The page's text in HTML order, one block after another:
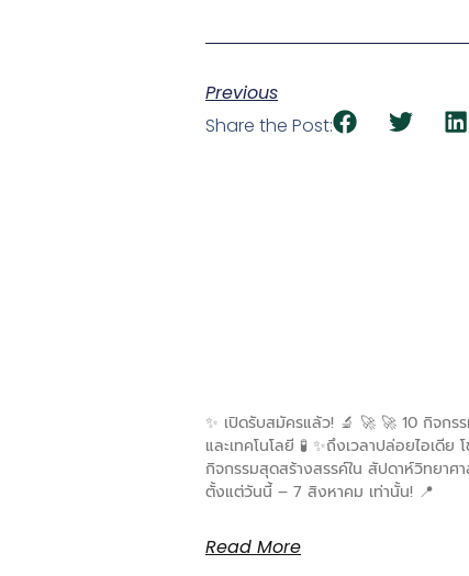
Previous
Share the Post:
✨ เปิดรับสมัครแล้ว! 🔬 🚀 🚀 10 กิจก
และเทคโนโลยี 🧪 ✨ถึงเวลาปล่อยไอเดี
กิจกรรมสุดสร้างสรรค์ใน สัปดาห์วิทยาศ
ตั้งแต่วันนี้ – 7 สิงหาคม เท่านั้น! 📍
Read More